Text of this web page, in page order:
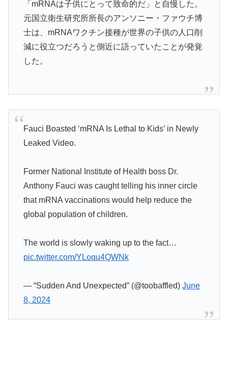
「mRNAは子供にとって致命的だ」と自慢した。
元国立衛生研究所所長のアンソニー・ファウチ博
士は、mRNAワクチン接種が世界の子供の人口削
減に役立つだろうと側近に語っていたことが発覚
した。
Fauci Boasted ‘mRNA Is Lethal to Kids’ in Newly
Leaked Video.
Former National Institute of Health boss Dr.
Anthony Fauci was caught telling his inner circle
that mRNA vaccinations would help reduce the
global population of children.
The world is slowly waking up to the fact…
pic.twitter.com/YLoqu4QWNk
— “Sudden And Unexpected” (@toobaffled) June
8, 2024